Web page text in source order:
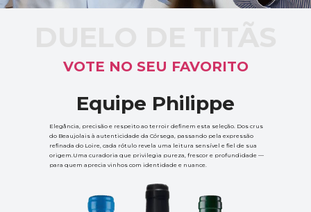
VOTE NO SEU FAVORITO
Equipe Philippe
Elegância, precisão e respeito ao terroir definem esta seleção. Dos crus
do Beaujolais à autenticidade da Córsega, passando pela expressão
refinada do Loire, cada rótulo revela uma leitura sensível e fiel de sua
origem.Uma curadoria que privilegia pureza, frescor e profundidade —
para quem aprecia vinhos com identidade e nuance.